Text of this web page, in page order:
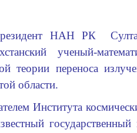
НАН РК
ученый­-
теории переноса
области.
Института